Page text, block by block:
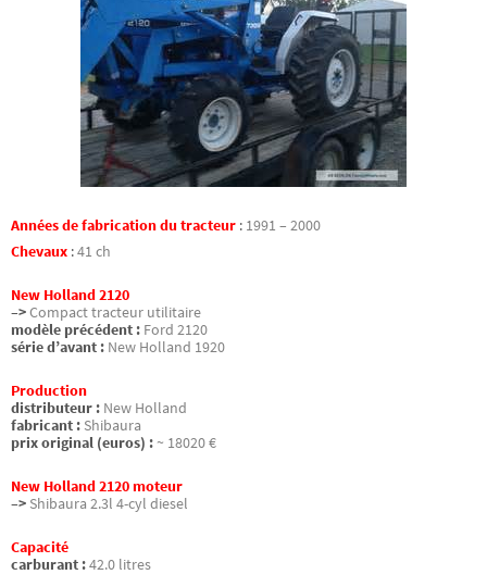
Années de fabrication du tracteur : 1991 – 2000
Chevaux :41 ch
New Holland 2120
–>Compact tracteur utilitaire
modèle précédent : Ford 2120
série d’avant : New Holland 1920
Production
distributeur : New Holland
fabricant : Shibaura
prix original (euros) : ~ 18020 €
New Holland 2120 moteur
–> Shibaura 2.3l 4-cyl diesel
Capacité
carburant :42.0 litres